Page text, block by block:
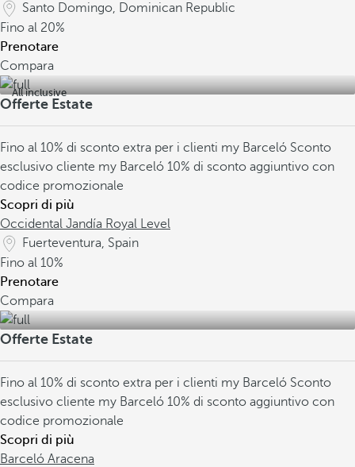
Santo Domingo, Dominican Republic
Fino al 20%
Prenotare
Compara
All inclusive
Offerte Estate
Fino al 10% di sconto extra per i clienti my Barceló Sconto
esclusivo cliente my Barceló 10% di sconto aggiuntivo con
codice promozionale
Scopri di più
Occidental Jandía Royal Level
Fuerteventura, Spain
Fino al 10%
Prenotare
Compara
Offerte Estate
Fino al 10% di sconto extra per i clienti my Barceló Sconto
esclusivo cliente my Barceló 10% di sconto aggiuntivo con
codice promozionale
Scopri di più
Barceló Aracena